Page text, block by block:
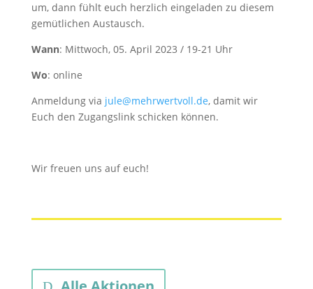
um, dann fühlt euch herzlich eingeladen zu diesem
gemütlichen Austausch.
Wann: Mittwoch, 05. April 2023 / 19-21 Uhr
Wo: online
Anmeldung via jule@mehrwertvoll.de, damit wir
Euch den Zugangslink schicken können.
Wir freuen uns auf euch!